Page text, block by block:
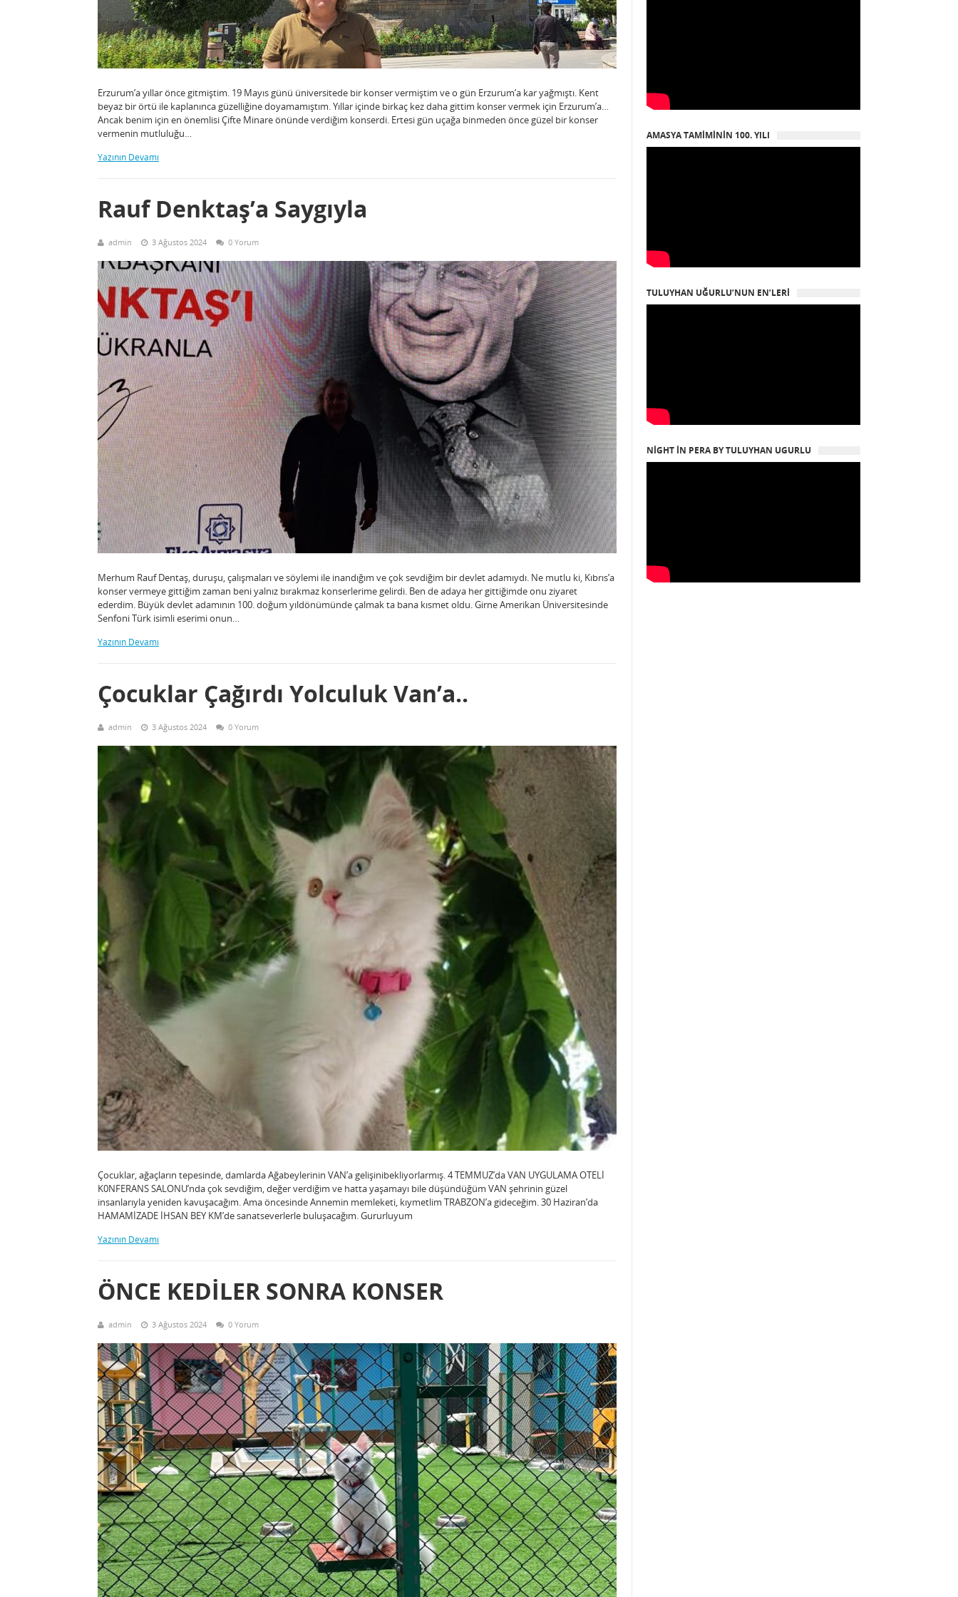
Erzurum’a yıllar önce gitmiştim. 19 Mayıs günü üniversitede bir konser vermiştim ve o gün Erzurum’a kar yağmıştı. Kent
beyaz bir örtü ile kaplanınca güzelliğine doyamamıştım. Yıllar içinde birkaç kez daha gittim konser vermek için Erzurum’a…
Ancak benim için en önemlisi Çifte Minare önünde verdiğim konserdi. Ertesi gün uçağa binmeden önce güzel bir konser
vermenin mutluluğu…
Yazının Devamı
Rauf Denktaş’a Saygıyla
admin 3 Ağustos 2024 0 Yorum
Merhum Rauf Dentaş, duruşu, çalışmaları ve söylemi ile inandığım ve çok sevdiğim bir devlet adamıydı. Ne mutlu ki, Kıbrıs’a
konser vermeye gittiğim zaman beni yalnız bırakmaz konserlerime gelirdi. Ben de adaya her gittiğimde onu ziyaret
ederdim. Büyük devlet adamının 100. doğum yıldönümünde çalmak ta bana kısmet oldu. Girne Amerikan Üniversitesinde
Senfoni Türk isimli eserimi onun…
Yazının Devamı
Çocuklar Çağırdı Yolculuk Van’a..
admin 3 Ağustos 2024 0 Yorum
Çocuklar, ağaçların tepesinde, damlarda Ağabeylerinin VAN’a gelişinibekliyorlarmış. 4 TEMMUZ’da VAN UYGULAMA OTELİ
K0NFERANS SALONU’nda çok sevdiğim, değer verdiğim ve hatta yaşamayı bile düşündüğüm VAN şehrinin güzel
insanlarıyla yeniden kavuşacağım. Ama öncesinde Annemin memleketi, kıymetlim TRABZON’a gideceğim. 30 Haziran’da
HAMAMİZADE İHSAN BEY KM’de sanatseverlerle buluşacağım. Gururluyum
Yazının Devamı
ÖNCE KEDİLER SONRA KONSER
admin 3 Ağustos 2024 0 Yorum
AMASYA TAMIMININ 100. YILI
TULUYHAN UĞURLU’NUN EN’LERI
NIGHT IN PERA BY TULUYHAN UGURLU